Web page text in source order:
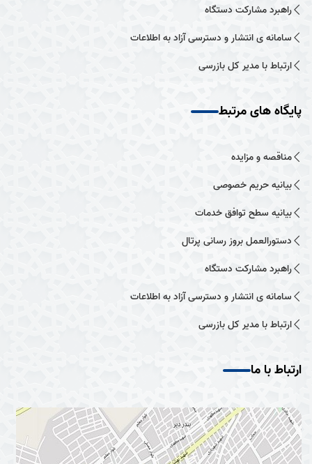
راهبرد مشارکت دستگاه
سامانه ی انتشار و دسترسی آزاد به اطلاعات
ارتباط با مدیر کل بازرسی
پایگاه های مرتبط
مناقصه و مزایده
بیانیه حریم خصوصی
بیانیه سطح توافق خدمات
دستورالعمل بروز رسانی پرتال
راهبرد مشارکت دستگاه
سامانه ی انتشار و دسترسی آزاد به اطلاعات
ارتباط با مدیر کل بازرسی
ارتباط با ما